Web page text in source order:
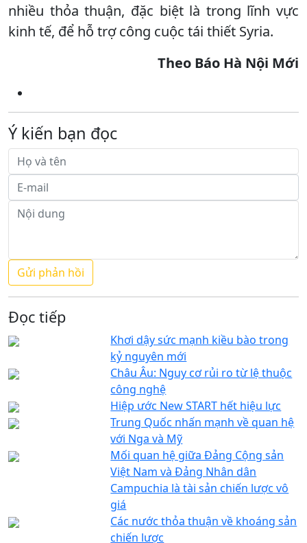
nhiều thỏa thuận, đặc biệt là trong lĩnh vực
kinh tế, để hỗ trợ công cuộc tái thiết Syria.
Theo Báo Hà Nội Mới
Ý kiến bạn đọc
Đọc tiếp
Khơi dậy sức mạnh kiều bào trong
kỷ nguyên mới
Châu Âu: Nguy cơ rủi ro từ lệ thuộc
công nghệ
Hiệp ước New START hết hiệu lực
Trung Quốc nhấn mạnh về quan hệ
với Nga và Mỹ
Mối quan hệ giữa Đảng Cộng sản
Việt Nam và Đảng Nhân dân
Campuchia là tài sản chiến lược vô
giá
Các nước thỏa thuận về khoáng sản
chiến lược